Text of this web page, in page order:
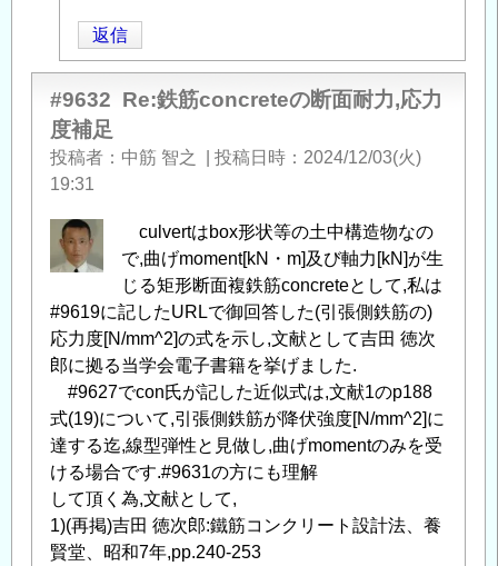
よ
る
「Re:
鉄
筋
コ
ク
リ
ト
の
断
面
耐
力、
応
力
度
に
返信
#9632 Re:鉄筋concreteの断面耐力,応力
度補足
投稿者 中筋 智之 投稿日時
2024/12/03(火)
19:31
culvertはbox形状等の土中構造物なの
で,曲げmoment[kN・m]及び軸力[kN]が生
じる矩形断面複鉄筋concreteとして,私は
#9619に記したURLで御回答した(引張側鉄筋の)
応力度[N/mm^2]の式を示し,文献として吉田 徳次
郎に拠る当学会電子書籍を挙げました.
#9627でcon氏が記した近似式は,文献1のp188
式(19)について,引張側鉄筋が降伏強度[N/mm^2]に
達する迄,線型弾性と見做し,曲げmomentのみを受
ける場合です.#9631の方にも理解
して頂く為,文献として,
1)(再掲)吉田 徳次郎:鐵筋コンクリート設計法、養
賢堂、昭和7年,pp.240-253